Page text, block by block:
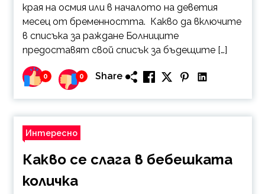
края на осмия или в началото на деветия
месец от бременността. Какво да включите
в списъка за раждане Болниците
предоставят свой списък за бъдещите […]
0 0 Share
Интересно
Какво се слага в бебешката
количка